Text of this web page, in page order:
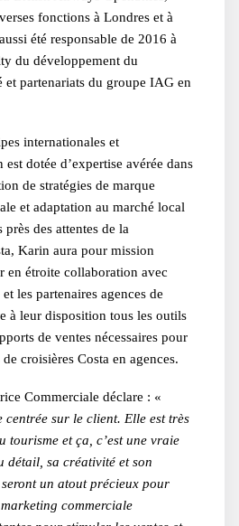
fonctions à Londres et à
été responsable de 2016 à
du développement du
et partenariats du groupe IAG en
internationales et
dotée d’expertise avérée dans
de stratégies de marque
et adaptation au marché local
des attentes de la
Karin aura pour mission
en étroite collaboration avec
les partenaires agences de
à leur disposition tous les outils
de ventes nécessaires pour
croisières Costa en agences.
Commerciale déclare : «
sur le client. Elle est très
tourisme et ça, c’est une vraie
détail, sa créativité et son
un atout précieux pour
commerciale